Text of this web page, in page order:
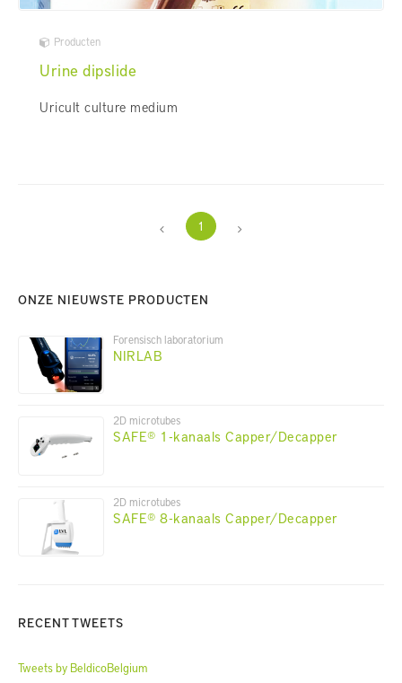
Producten
Urine dipslide
Uricult culture medium
1
ONZE NIEUWSTE PRODUCTEN
Forensisch laboratorium
NIRLAB
2D microtubes
SAFE® 1-kanaals Capper/Decapper
2D microtubes
SAFE® 8-kanaals Capper/Decapper
RECENT TWEETS
Tweets by BeldicoBelgium